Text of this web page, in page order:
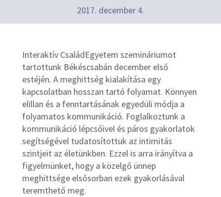
2017. december 4.
Interaktív CsaládEgyetem szemináriumot
tartottunk Békéscsabán december első
estéjén. A meghittség kialakítása egy
kapcsolatban hosszan tartó folyamat. Könnyen
elillan és a fenntartásának egyedüli módja a
folyamatos kommunikáció. Foglalkoztunk a
kommunikáció lépcsőivel és páros gyakorlatok
segítségével tudatosítottuk az intimitás
szintjeit az életünkben. Ezzel is arra irányítva a
figyelmünket, hogy a közelgő ünnep
meghittsége elsősorban ezek gyakorlásával
teremthető meg.